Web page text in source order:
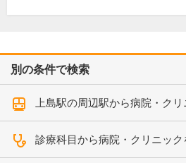
別の条件で検索
上島駅の周辺駅から病院・ク
診療科目から病院・クリニッ